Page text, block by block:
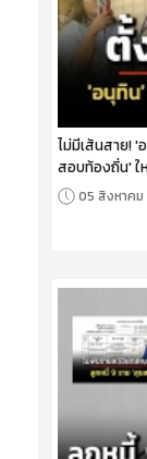
ไม่มีเส้นสาย!
สอบท้องถิ่น'
05 สิงหาค